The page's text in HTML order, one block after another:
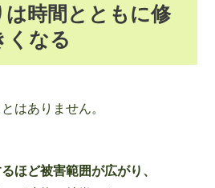
は時間とともに修
くなる
はありません。
ほど被害範囲が広がり、